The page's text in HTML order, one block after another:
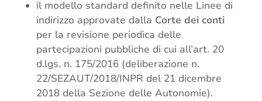
il modello standard definito nelle Linee di
indirizzo approvate dalla Corte dei conti
per la revisione periodica delle
partecipazioni pubbliche di cui all’art. 20
d.lgs. n. 175/2016 (deliberazione n.
22/SEZAUT/2018/INPR del 21 dicembre
2018 della Sezione delle Autonomie).